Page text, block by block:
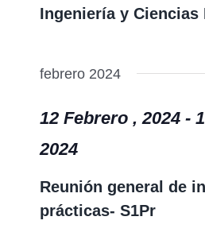
Ingeniería y Ciencias
febrero 2024
Reunión general de
prácticas- S1Pr
12 Febrero , 2024-
2024